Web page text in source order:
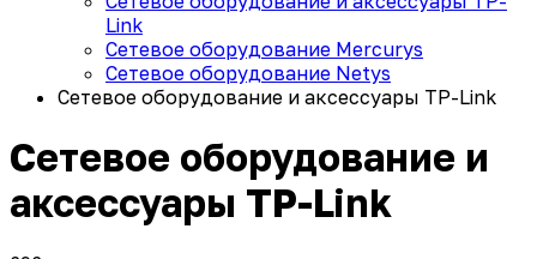
Link
Сетевое оборудование Mercurys
Сетевое оборудование Netys
Сетевое оборудование и аксессуары TP-Link
Сетевое оборудование и
аксессуары TP-Link